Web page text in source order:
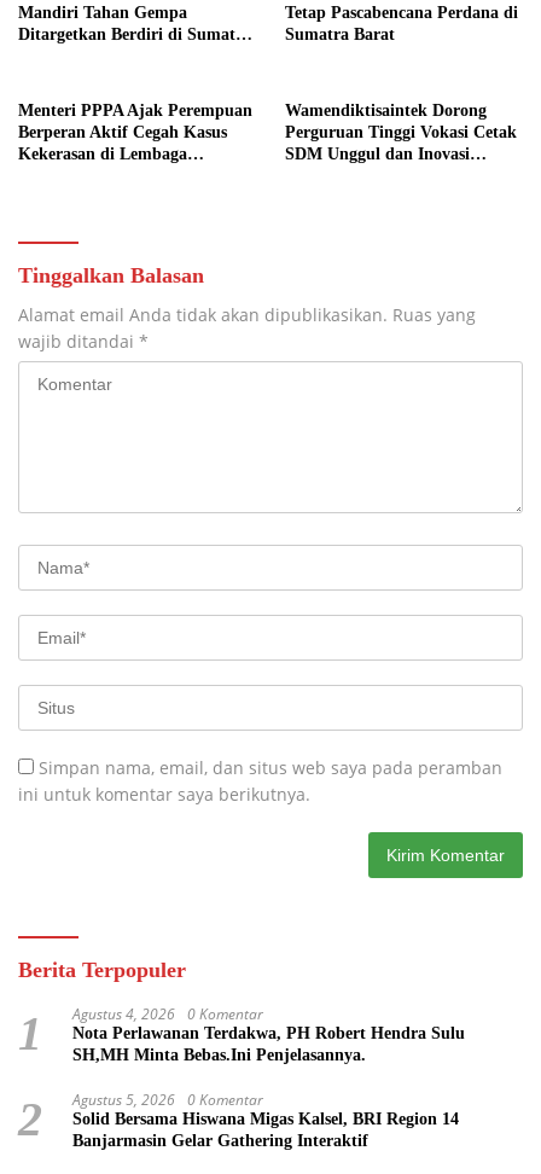
Mandiri Tahan Gempa
Ditargetkan Berdiri di Sumatra
Tetap Pascabencana Perdana di
Sumatra Barat
Menteri PPPA Ajak Perempuan
Berperan Aktif Cegah Kasus
Kekerasan di Lembaga
Wamendiktisaintek Dorong
Perguruan Tinggi Vokasi Cetak
SDM Unggul dan Inovasi
Tinggalkan Balasan
Alamat email Anda tidak akan dipublikasikan. Ruas yang
wajib ditandai *
Simpan nama, email, dan situs web saya pada peramban
ini untuk komentar saya berikutnya.
Berita Terpopuler
1 Agustus 4, 2026 0 Komentar
Nota Perlawanan Terdakwa, PH Robert Hendra Sulu
SH,MH Minta Bebas.Ini Penjelasannya.
2 Agustus 5, 2026 0 Komentar
Solid Bersama Hiswana Migas Kalsel, BRI Region 14
Banjarmasin Gelar Gathering Interaktif